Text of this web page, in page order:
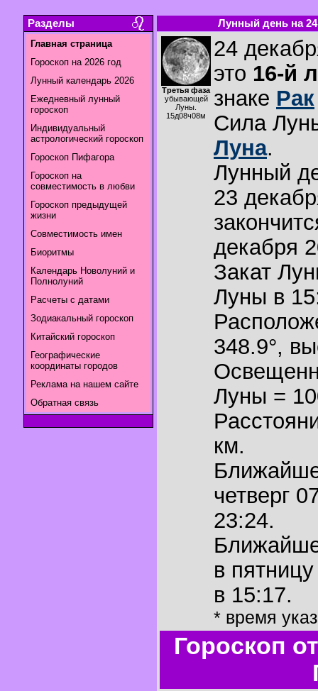
Разделы
Главная страница
Гороскоп на 2026 год
Лунный календарь 2026
Ежедневный лунный
гороскоп
Индивидуальный
астрологический гороскоп
Гороскоп Пифагора
Гороскоп на
совместимость в любви
Гороскоп предыдущей
жизни
Совместимость имен
Биоритмы
Календарь Новолуний и
Полнолуний
Расчеты с датами
Зодиакальный гороскоп
Китайский гороскоп
Географические
координаты городов
Реклама на нашем сайте
Обратная связь
Лунный день на
Третья фаза
убывающей
Луны.
15д08ч08м
24
это 16-й
знаке Рак
Сила
Луна.
Лунный
23
декабря
Закат
Луны в
348.9°,
Луны =
км.
четверг
23:24.
в
в 15:17.
* время
Гороскоп